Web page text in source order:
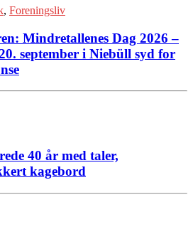
, Foreningsliv
Mindretallenes Dag 2026 –
september i Niebüll syd for
40 år med taler,
kagebord